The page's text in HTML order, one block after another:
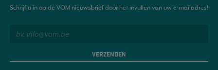
Schrijf u in op de VOM nieuwsbrief door het invullen van uw e-mailadres!
VERZENDEN